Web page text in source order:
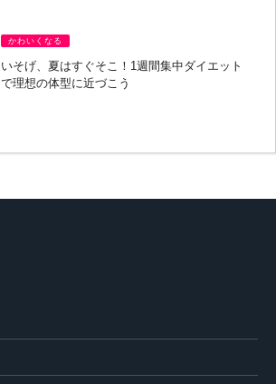
かわいくなる
いそげ、夏はすぐそこ！1週間集中ダイエット
で理想の体型に近づこう